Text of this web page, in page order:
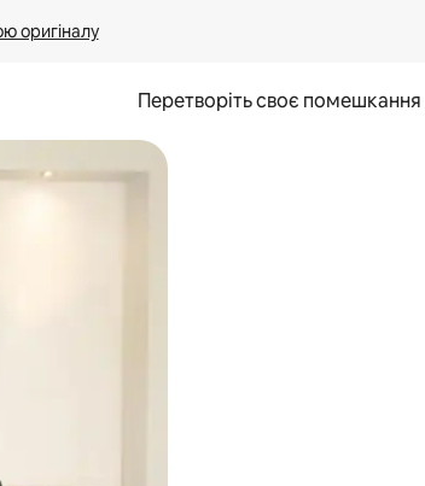
оригіналу
Перетворіть своє
жести дотику та гортання.